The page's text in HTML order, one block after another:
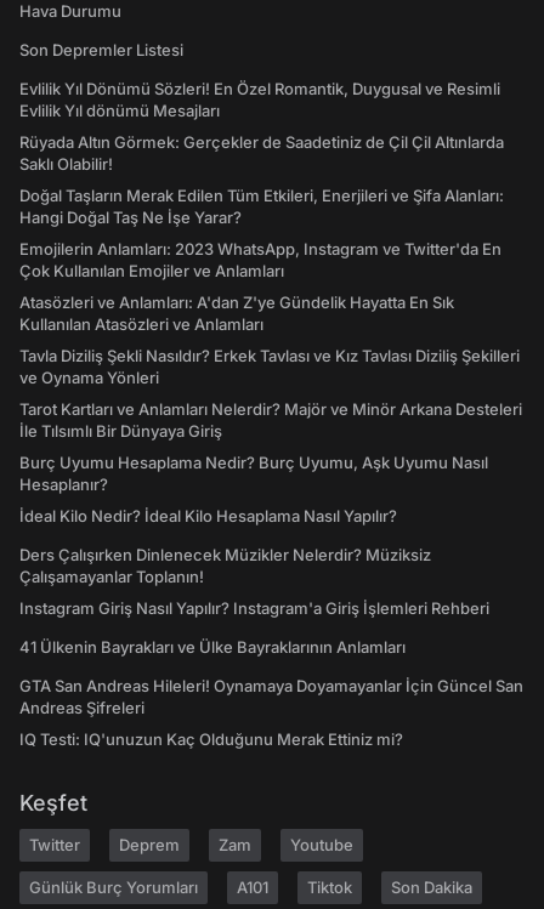
Hava Durumu
Son Depremler Listesi
Evlilik Yıl Dönümü Sözleri! En Özel Romantik, Duygusal ve Resimli
Evlilik Yıl dönümü Mesajları
Rüyada Altın Görmek: Gerçekler de Saadetiniz de Çil Çil Altınlarda
Saklı Olabilir!
Doğal Taşların Merak Edilen Tüm Etkileri, Enerjileri ve Şifa Alanları:
Hangi Doğal Taş Ne İşe Yarar?
Emojilerin Anlamları: 2023 WhatsApp, Instagram ve Twitter'da En
Çok Kullanılan Emojiler ve Anlamları
Atasözleri ve Anlamları: A'dan Z'ye Gündelik Hayatta En Sık
Kullanılan Atasözleri ve Anlamları
Tavla Diziliş Şekli Nasıldır? Erkek Tavlası ve Kız Tavlası Diziliş Şekilleri
ve Oynama Yönleri
Tarot Kartları ve Anlamları Nelerdir? Majör ve Minör Arkana Desteleri
İle Tılsımlı Bir Dünyaya Giriş
Burç Uyumu Hesaplama Nedir? Burç Uyumu, Aşk Uyumu Nasıl
Hesaplanır?
İdeal Kilo Nedir? İdeal Kilo Hesaplama Nasıl Yapılır?
Ders Çalışırken Dinlenecek Müzikler Nelerdir? Müziksiz
Çalışamayanlar Toplanın!
Instagram Giriş Nasıl Yapılır? Instagram'a Giriş İşlemleri Rehberi
41 Ülkenin Bayrakları ve Ülke Bayraklarının Anlamları
GTA San Andreas Hileleri! Oynamaya Doyamayanlar İçin Güncel San
Andreas Şifreleri
IQ Testi: IQ'unuzun Kaç Olduğunu Merak Ettiniz mi?
Keşfet
Twitter Deprem Zam Youtube
Günlük Burç Yorumları A101 Tiktok Son Dakika